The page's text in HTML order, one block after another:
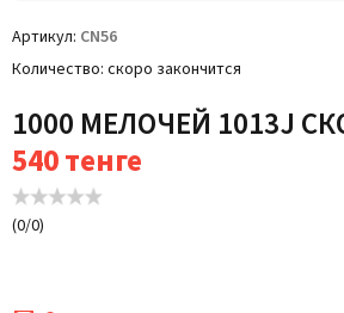
Артикул CN56
Количество скоро закончится
1000 МЕЛОЧЕЙ 1013J
540тенге
(0/0)